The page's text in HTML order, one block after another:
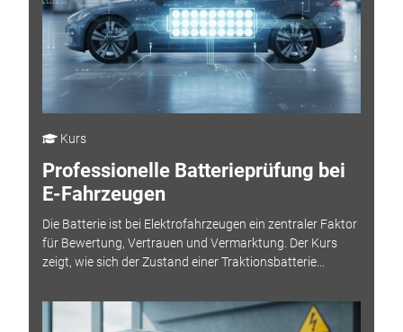
Kurs
Professionelle Batterieprüfung bei
E-Fahrzeugen
Die Batterie ist bei Elektrofahrzeugen ein zentraler Faktor
für Bewertung, Vertrauen und Vermarktung. Der Kurs
zeigt, wie sich der Zustand einer Traktionsbatterie...